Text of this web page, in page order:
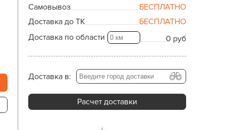
Самовывоз
БЕСПЛАТНО
Доставка до ТК
БЕСПЛАТНО
Доставка по области
0 руб
Доставка в:
Расчет доставки